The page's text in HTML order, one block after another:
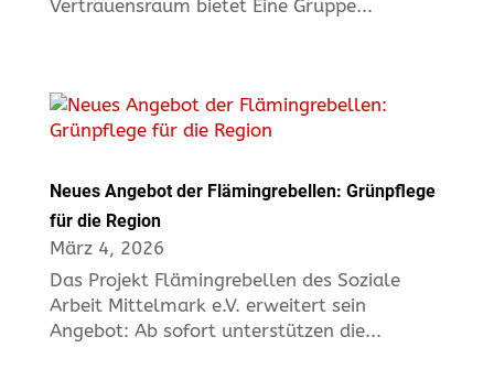
Vertrauensraum bietet Eine Gruppe...
Neues Angebot der Flämingrebellen: Grünpflege
für die Region
März 4, 2026
Das Projekt Flämingrebellen des Soziale
Arbeit Mittelmark e.V. erweitert sein
Angebot: Ab sofort unterstützen die...